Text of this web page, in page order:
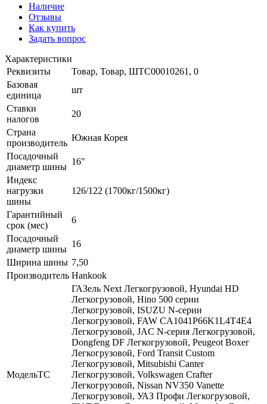
Наличие
Отзывы
Как купить
Задать вопрос
Характеристики
Реквизиты
Товар, Товар, ШТС00010261, 0
Базовая
единица
шт
Ставки
налогов
20
Страна
производитель
Южная Корея
Посадочный
диаметр шины
16"
Индекс
нагрузки
шины
126/122 (1700кг/1500кг)
Гарантийный
срок (мес)
6
Посадочный
диаметр шины
16
Ширина шины 7,50
Производитель Hankook
МодельТС
ГАЗель Next Легкогрузовой, Hyundai HD
Легкогрузовой, Hino 500 серии
Легкогрузовой, ISUZU N-серии
Легкогрузовой, FAW CA1041P66K1L4T4E4
Легкогрузовой, JAC N-серия Легкогрузовой,
Dongfeng DF Легкогрузовой, Peugeot Boxer
Легкогрузовой, Ford Transit Custom
Легкогрузовой, Mitsubishi Canter
Легкогрузовой, Volkswagen Crafter
Легкогрузовой, Nissan NV350 Vanette
Легкогрузовой, УАЗ Профи Легкогрузовой,